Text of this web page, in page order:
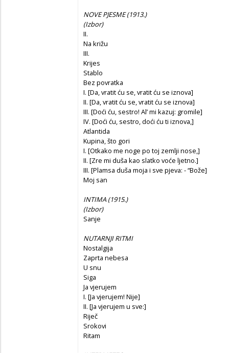
NOVE PJESME (1913.)
(Izbor)
II.
Na križu
III.
Krijes
Stablo
Bez povratka
I. [Da, vratit ću se, vratit ću se iznova]
II. [Da, vratit ću se, vratit ću se iznova]
III. [Doći ću, sestro! Al’ mi kazuj: gromile]
IV. [Doći ću, sestro, doći ću ti iznova,]
Atlantida
Kupina, što gori
I. [Otkako me noge po toj zemlji nose,]
II. [Zre mi duša kao slatko voće ljetno.]
III. [Plamsa duša moja i sve pjeva: - “Bože]
Moj san
INTIMA (1915.)
(Izbor)
Sanje
NUTARNJI RITMI
Nostalgija
Zaprta nebesa
U snu
Siga
Ja vjerujem
I. [Ja vjerujem! Nije]
II. [Ja vjerujem u sve:]
Riječ
Srokovi
Ritam